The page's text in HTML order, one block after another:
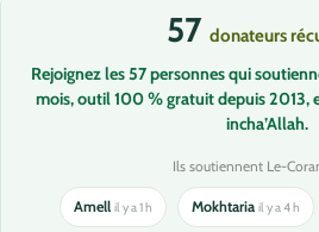
57 donateurs
Rejoignez les 57 personnes qui
mois, outil 100 % gratuit depuis 2013,
incha’Allah.
Ils soutiennent Le-
Amell il y a 1 h Mokhtaria il y a 4 h